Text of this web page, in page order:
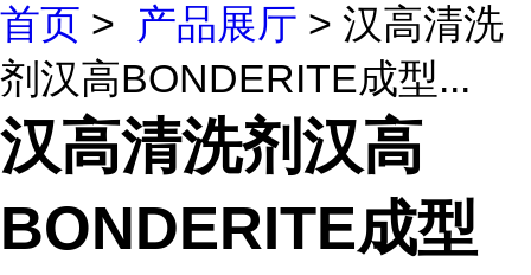
首页 > 产品展厅 > 汉高清洗
剂汉高BONDERITE成型...
汉高清洗剂汉高
BONDERITE成型